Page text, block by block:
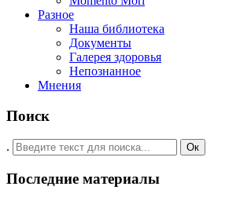
Разное
Наша библиотека
Документы
Галерея здоровья
Непознанное
Мнения
Поиск
. Ок
Последние материалы